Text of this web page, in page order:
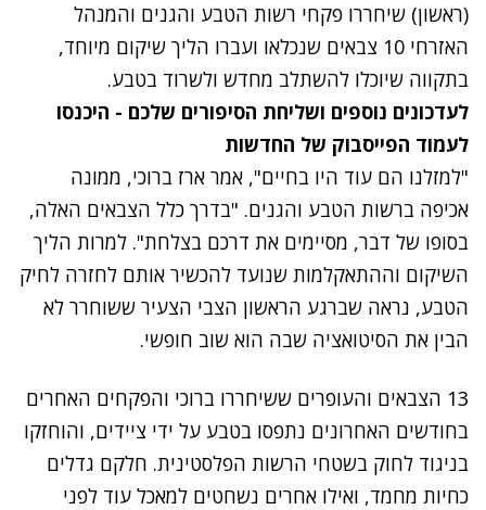
(ראשון) שיחררו פקחי רשות הטבע והגנים והמנהל
האזרחי 10 צבאים שנכלאו ועברו הליך שיקום מיוחד,
בתקווה שיוכלו להשתלב מחדש ולשרוד בטבע.
לעדכונים נוספים ושליחת הסיפורים שלכם - היכנסו
לעמוד הפייסבוק של החדשות
"למזלנו הם עוד היו בחיים", אמר ארז ברוכי, ממונה
אכיפה ברשות הטבע והגנים. "בדרך כלל הצבאים האלה,
בסופו של דבר, מסיימים את דרכם בצלחת". למרות הליך
השיקום וההתאקלמות שנועד להכשיר אותם לחזרה לחיק
הטבע, נראה שברגע הראשון הצבי הצעיר ששוחרר לא
הבין את הסיטואציה שבה הוא שוב חופשי.
13 הצבאים והעופרים ששיחררו ברוכי והפקחים האחרים
בחודשים האחרונים נתפסו בטבע על ידי ציידים, והוחזקו
בניגוד לחוק בשטחי הרשות הפלסטינית. חלקם גדלים
כחיות מחמד, ואילו אחרים נשחטים למאכל עוד לפני